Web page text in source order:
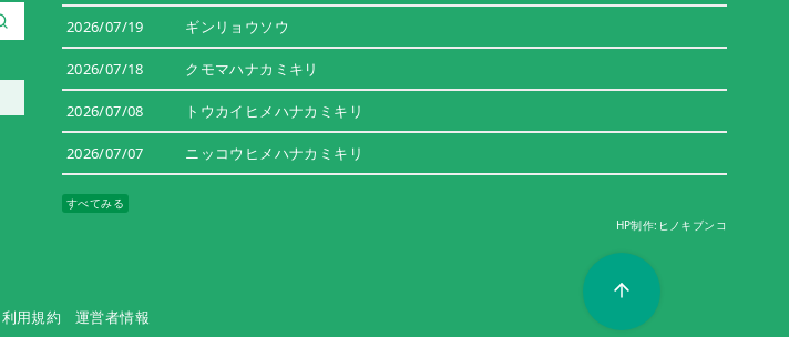
2026/07/19 ギンリョウソウ
2026/07/18 クモマハナカミキリ
2026/07/08 トウカイヒメハナカミキリ
2026/07/07 ニッコウヒメハナカミキリ
すべてみる
HP制作:ヒノキブンコ
利用規約 運営者情報